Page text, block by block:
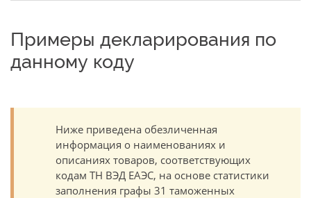
Примеры декларирования по
данному коду
Ниже приведена обезличенная
информация о наименованиях и
описаниях товаров, соответствующих
кодам ТН ВЭД ЕАЭС, на основе статистики
заполнения графы 31 таможенных